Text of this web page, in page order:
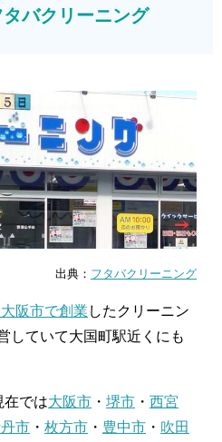
バクリーニング
出典： フタバクリーニング
阪市で創業 したクリーニン
していて大国町駅近くにも
在では大阪市 ・ 堺市 ・ 西宮
市 ・ 枚方市 ・ 豊中市 ・ 吹田